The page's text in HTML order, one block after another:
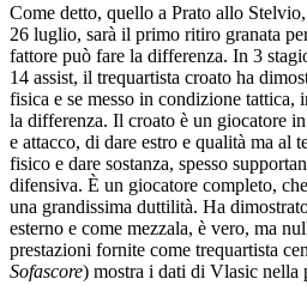
Come detto, quello a Prato allo
26 luglio, sarà il primo ritiro granata
fattore può fare la differenza. In 3
14 assist, il trequartista croato ha
fisica e se messo in condizione tattica,
la differenza. Il croato è un giocatore
e attacco, di dare estro e qualità ma al
fisico e dare sostanza, spesso
difensiva. È un giocatore completo,
una grandissima duttilità. Ha
esterno e come mezzala, è vero, ma
prestazioni fornite come trequartista
Sofascore) mostra i dati di Vlasic nella